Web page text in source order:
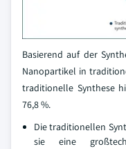
Basierend auf der
Nanopartikel in
traditionelle Synthese
76,8 %.
Die traditionellen
sie eine